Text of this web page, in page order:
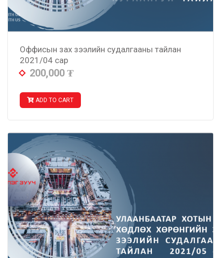
Оффисын зах зээлийн судалгааны тайлан
2021/04 сар
200,000 ₮
ADD TO CART